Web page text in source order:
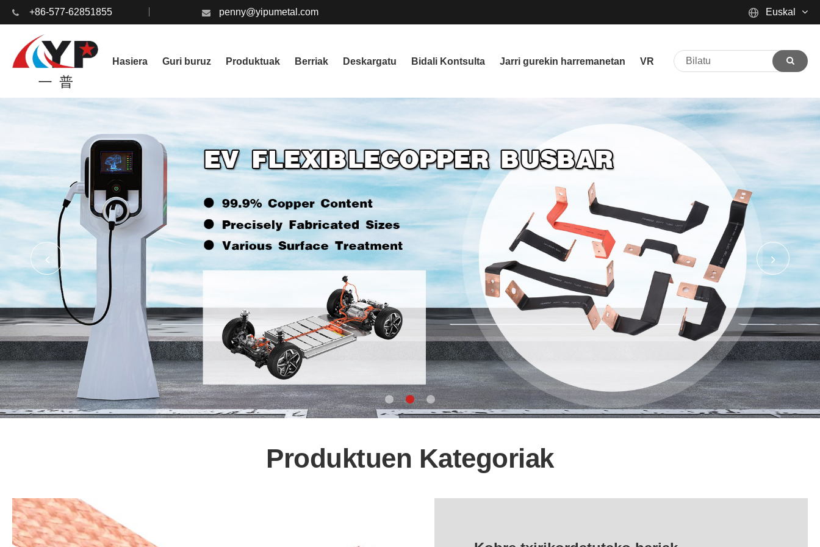
+86-577-62851855 penny@yipumetal.com Euskal
Español
русский
日本語
Deutsch
tiếng Việt
Italiano
Nederlands
ภาษาไทย
Polski
한국어
Svenska
magyar
Hasiera Guri buruz Produktuak Berriak Deskargatu Bidali Kontsulta Jarri gurekin harremanetan VR
Produktuen Kategoriak